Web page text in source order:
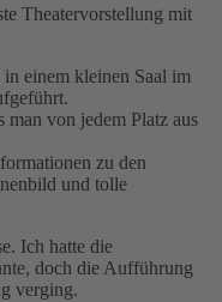
Theatervorstellung mit
einem kleinen Saal im
man von jedem Platz aus
zu den
und tolle
Ich hatte die
doch die Aufführung
verging.